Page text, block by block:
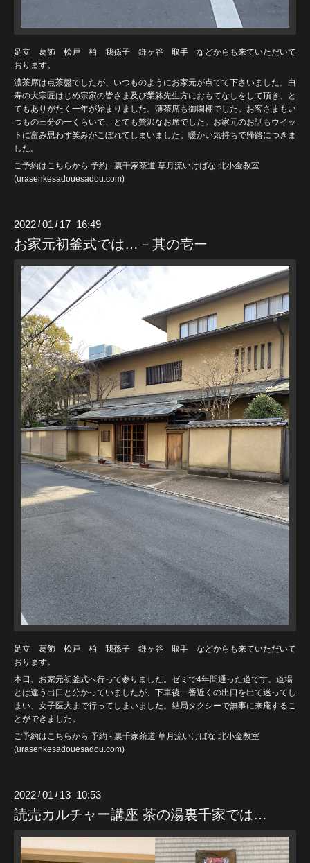
足立 葛飾 松戸 柏 我孫子 鎌ヶ谷 取手 などからも来ていただいて
おります。
濃茶席は点茶盤でしたが、いつものようにお家元が点てて下さいました。白
寿の大宗匠はじめ宗家の皆さま及び業躰先生方におもてなしをして頂き、と
てもありがたく一年が始まりました。薄茶席も御園棚でした。お客さまもい
つもの三分の一くらいで、とても贅沢なお席でした。お家元のお話もウイッ
トに富み思わず笑みがこぼれてしまいました。暖かい気持ちで帰路につきま
した。
ご予約はこちらから 予約 - 裏千家茶道 草月流いけばな 北小金教室
(urasenkesadouesadou.com)
2022 /01 / 17 16:49
お家元初釜式では…－其の壱ー
足立 葛飾 松戸 柏 我孫子 鎌ヶ谷 取手 などからも来ていただいて
おります。
本日、お家元初釜式へ行って参りました。ゼミで4年間通った道です、道場
とは違う出口と分かっていましたが、下車後一番近くの出口を出て迷ってし
まい、女子医大まで行ってしまいました。結局タクシーで無事に来庵するこ
とができました。
ご予約はこちらから 予約 - 裏千家茶道 草月流いけばな 北小金教室
(urasenkesadouesadou.com)
2022 /01 / 13 10:53
読売カルチャー講座 茶の湯裏千家では…